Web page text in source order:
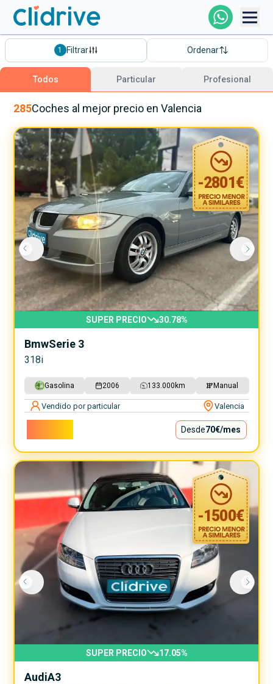
Comprar Coche
Todos Los Coches
Profesional
Particular
Financiación
Clidrive
1 Filtrar Ordenar
Todos Particular Profesional
285Coches al mejor precio en Valencia
-2801€
SUPER PRECIO 30.78%
BmwSerie 3
318i
Gasolina 2006 133.000 km Manual
Vendido por particular Valencia
Desde70€/mes
-1500€
SUPER PRECIO 17.05%
AudiA3